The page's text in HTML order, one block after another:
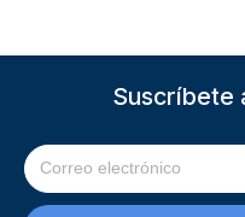
Suscríbete